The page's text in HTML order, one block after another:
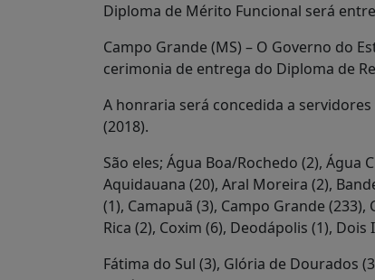
Diploma de Mérito Funcional será
Campo Grande (MS) – O Governo do
cerimonia de entrega do Diploma de
A honraria será concedida a
(2018).
São eles; Água Boa/Rochedo (2), Água
Aquidauana (20), Aral Moreira (2),
(1), Camapuã (3), Campo Grande
Rica (2), Coxim (6), Deodápolis (1),
Fátima do Sul (3), Glória de Dourados